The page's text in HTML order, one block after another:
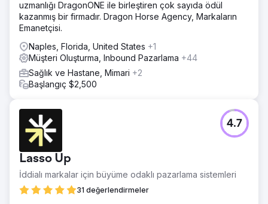
uzmanlığı DragonONE ile birleştiren çok sayıda ödül
kazanmış bir firmadır. Dragon Horse Agency, Markaların
Emanetçisi.
Naples, Florida, United States +1
Müşteri Oluşturma, Inbound Pazarlama +44
Sağlık ve Hastane, Mimari +2
Başlangıç $2,500
Lasso Up
İddialı markalar için büyüme odaklı pazarlama sistemleri
31 değerlendirmeler
4.7